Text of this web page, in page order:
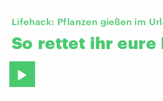
Lifehack: Pflanzen gießen im
So rettet ihr eure